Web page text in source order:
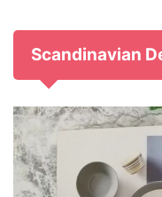
Scandinavian